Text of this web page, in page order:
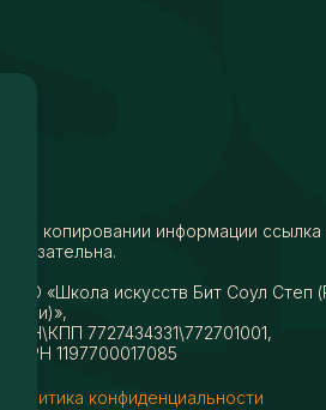
При копировании информации ссылка
обязательна.
АНО «Школа искусств Бит Соул Степ
души)»,
ИНН\КПП 7727434331\772701001,
ОГРН 1197700017085
Политика конфиденциальности